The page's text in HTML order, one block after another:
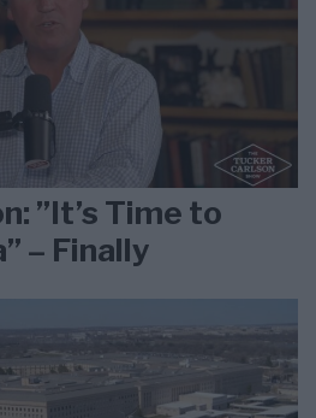
”It’s Time to
– Finally